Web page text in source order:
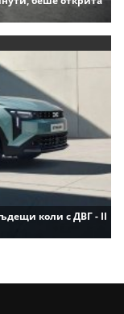
коли с ДВГ - II